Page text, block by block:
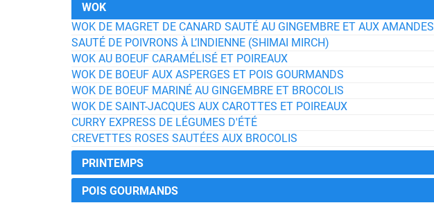
WOK
WOK DE MAGRET DE CANARD SAUTÉ AU GINGEMBRE ET AUX AMANDES
SAUTÉ DE POIVRONS À L’INDIENNE (SHIMAI MIRCH)
WOK AU BOEUF CARAMÉLISÉ ET POIREAUX
WOK DE BOEUF AUX ASPERGES ET POIS GOURMANDS
WOK DE BOEUF MARINÉ AU GINGEMBRE ET BROCOLIS
WOK DE SAINT-JACQUES AUX CAROTTES ET POIREAUX
CURRY EXPRESS DE LÉGUMES D'ÉTÉ
CREVETTES ROSES SAUTÉES AUX BROCOLIS
PRINTEMPS
POIS GOURMANDS